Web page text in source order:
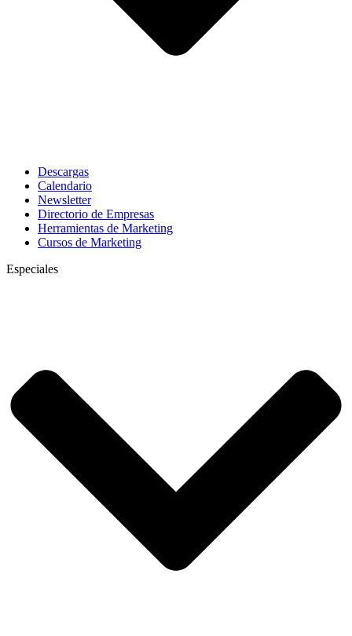
Descargas
Calendario
Newsletter
Directorio de Empresas
Herramientas de Marketing
Cursos de Marketing
Especiales